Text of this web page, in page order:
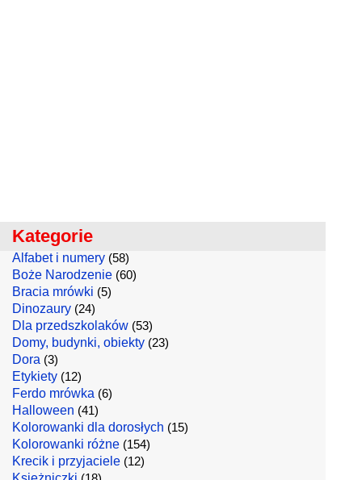
Kategorie
Alfabet i numery (58)
Boże Narodzenie (60)
Bracia mrówki (5)
Dinozaury (24)
Dla przedszkolaków (53)
Domy, budynki, obiekty (23)
Dora (3)
Etykiety (12)
Ferdo mrówka (6)
Halloween (41)
Kolorowanki dla dorosłych (15)
Kolorowanki różne (154)
Krecik i przyjaciele (12)